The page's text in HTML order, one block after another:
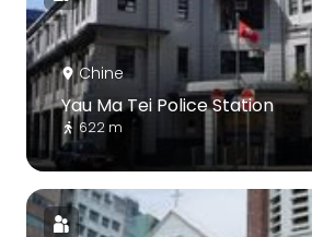
Chine
Yau Ma Tei Police Station
622 m